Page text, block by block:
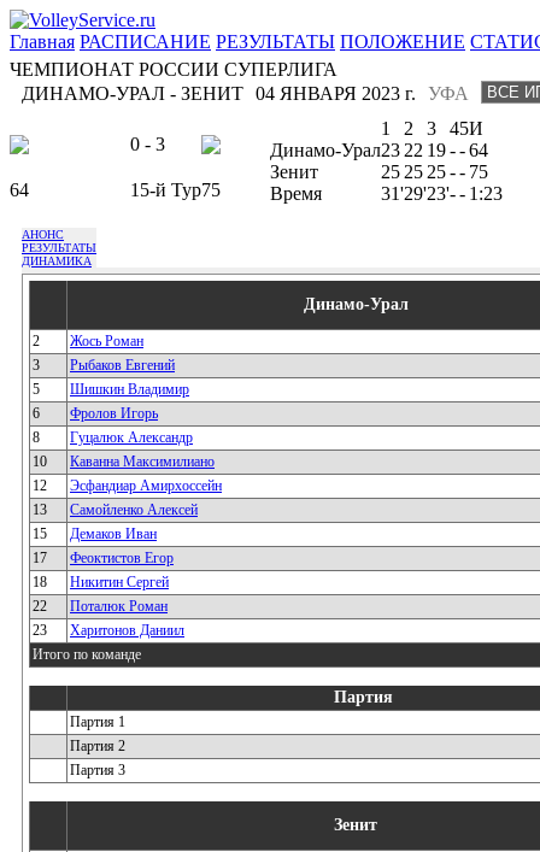
Главная РАСПИСАНИЕ РЕЗУЛЬТАТЫ ПОЛОЖЕНИЕ
ЧЕМПИОНАТ РОССИИ СУПЕРЛИГА
ДИНАМО-УРАЛ - ЗЕНИТ
УФА
04 ЯНВАРЯ 2023 г.
0 - 3
64 15-й Тур75
1 2 3 45И
Динамо-Урал23 22 19--64
Зенит
25 25 25-- 75
Время
31'29'23'-- 1:23
АНОНС
РЕЗУЛЬТАТЫ
ДИНАМИКА
Динамо-Урал
2
Жось Роман
3
Рыбаков Евгений
5
Шишкин Владимир
6
Фролов Игорь
8
Гуцалюк Александр
10
Каванна Максимилиано
12
Эсфандиар Амирхоссейн
13
Самойленко Алексей
15
Демаков Иван
17
Феоктистов Егор
18
Никитин Сергей
22
Поталюк Роман
23
Харитонов Даниил
Итого по команде
Партия
Партия 1
Партия 2
Партия 3
Зенит